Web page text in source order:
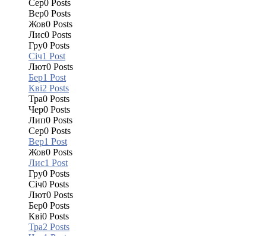
Сер0 Posts
Вер0 Posts
Жов0 Posts
Лис0 Posts
Гру0 Posts
Січ1 Post
Лют0 Posts
Бер1 Post
Кві2 Posts
Тра0 Posts
Чер0 Posts
Лип0 Posts
Сер0 Posts
Вер1 Post
Жов0 Posts
Лис1 Post
Гру0 Posts
Січ0 Posts
Лют0 Posts
Бер0 Posts
Кві0 Posts
Тра2 Posts